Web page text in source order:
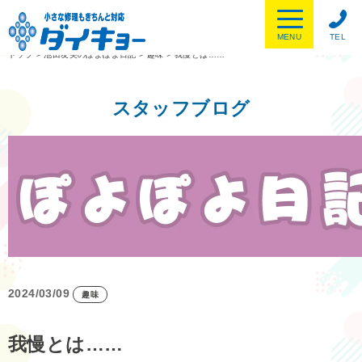
TEL
MENU
トップ
> 池田友美のぽよぽよ日記 > 趣味 >我慢とは……
スタッフブログ
2024/03/09 趣味
我慢とは……